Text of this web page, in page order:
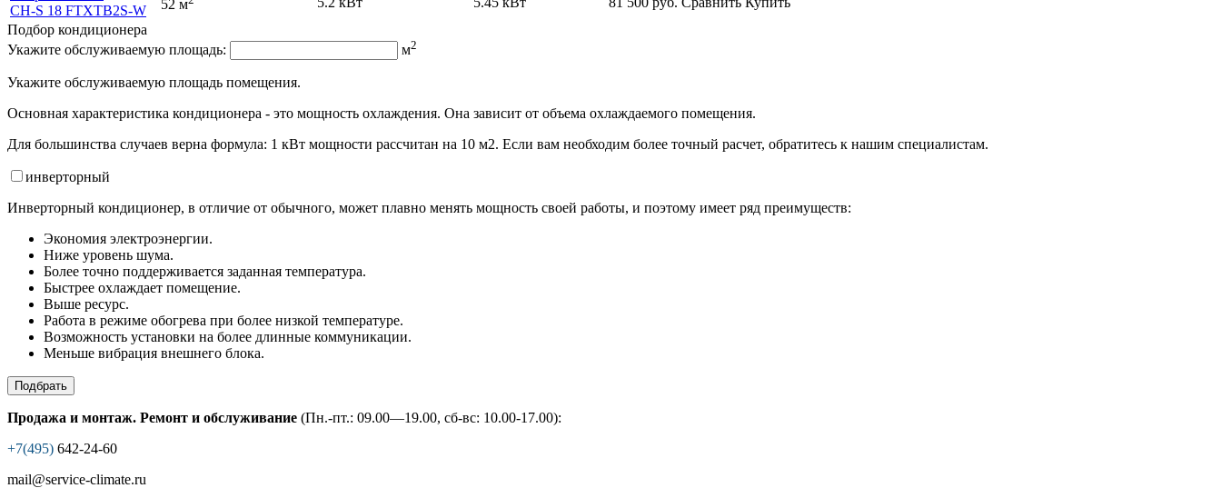
CH-S 18 FTXTB2S-W
52 м
Подбор кондиционера
Укажите обслуживаемую площадь:
м2
Укажите обслуживаемую площадь помещения.
Основная характеристика кондиционера - это мощность охлаждения. Она зависит от объема охлаждаемого помещения.
Для большинства случаев верна формула: 1 кВт мощности рассчитан на 10 м2. Если вам необходим более точный расчет, обратитесь к нашим специалистам.
инверторный
Инверторный кондиционер, в отличие от обычного, может плавно менять мощность своей работы, и поэтому имеет ряд преимуществ:
Экономия электроэнергии.
Ниже уровень шума.
Более точно поддерживается заданная температура.
Быстрее охлаждает помещение.
Выше ресурс.
Работа в режиме обогрева при более низкой температуре.
Возможность установки на более длинные коммуникации.
Меньше вибрация внешнего блока.
Подбрать
Продажа и монтаж. Ремонт и обслуживание (Пн.-пт.: 09.00—19.00, сб-вс: 10.00-17.00):
+7(495) 642-24-60
mail@service-climate.ru